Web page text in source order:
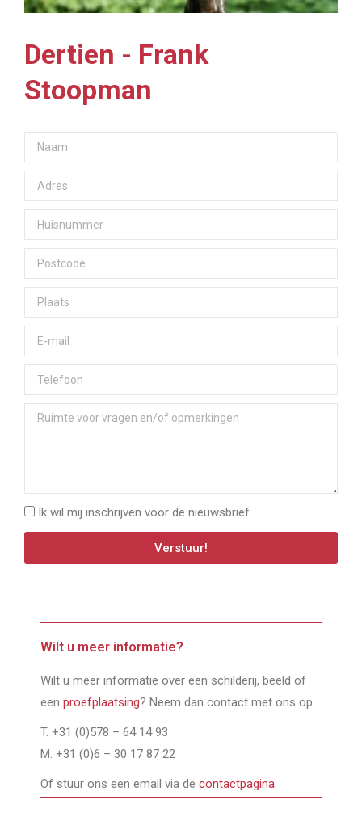
Dertien - Frank
Stoopman
Ik wil mij inschrijven voor de nieuwsbrief
Verstuur!
Wilt u meer informatie?
Wilt u meer informatie over een schilderij, beeld of
een proefplaatsing? Neem dan contact met ons op.
T. +31 (0)578 – 64 14 93
M. +31 (0)6 – 30 17 87 22
Of stuur ons een email via de contactpagina.